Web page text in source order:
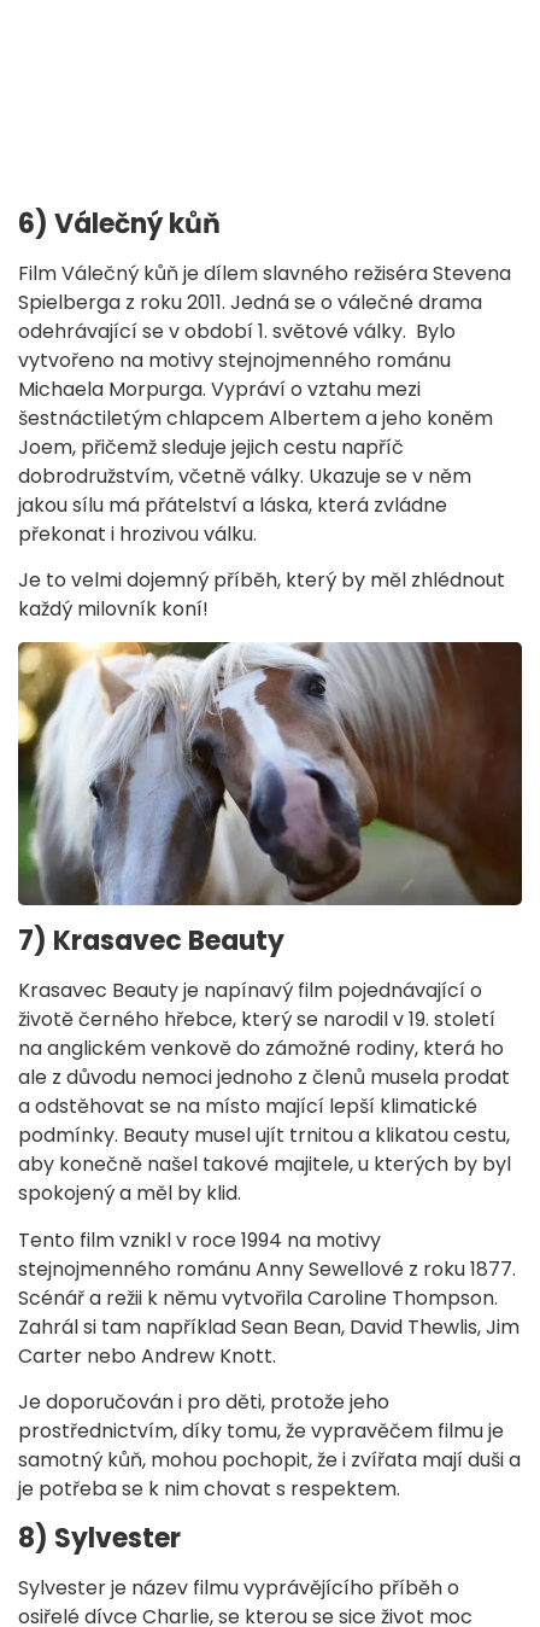
6) Válečný kůň
Film Válečný kůň je dílem slavného režiséra Stevena
Spielberga z roku 2011. Jedná se o válečné drama
odehrávající se v období 1. světové války. Bylo
vytvořeno na motivy stejnojmenného románu
Michaela Morpurga. Vypráví o vztahu mezi
šestnáctiletým chlapcem Albertem a jeho koněm
Joem, přičemž sleduje jejich cestu napříč
dobrodružstvím, včetně války. Ukazuje se v něm
jakou sílu má přátelství a láska, která zvládne
překonat i hrozivou válku.
Je to velmi dojemný příběh, který by měl zhlédnout
každý milovník koní!
7) Krasavec Beauty
Krasavec Beauty je napínavý film pojednávající o
životě černého hřebce, který se narodil v 19. století
na anglickém venkově do zámožné rodiny, která ho
ale z důvodu nemoci jednoho z členů musela prodat
a odstěhovat se na místo mající lepší klimatické
podmínky. Beauty musel ujít trnitou a klikatou cestu,
aby konečně našel takové majitele, u kterých by byl
spokojený a měl by klid.
Tento film vznikl v roce 1994 na motivy
stejnojmenného románu Anny Sewellové z roku 1877.
Scénář a režii k němu vytvořila Caroline Thompson.
Zahrál si tam například Sean Bean, David Thewlis, Jim
Carter nebo Andrew Knott.
Je doporučován i pro děti, protože jeho
prostřednictvím, díky tomu, že vypravěčem filmu je
samotný kůň, mohou pochopit, že i zvířata mají duši a
je potřeba se k nim chovat s respektem.
8) Sylvester
Sylvester je název filmu vyprávějícího příběh o
osiřelé dívce Charlie, se kterou se sice život moc